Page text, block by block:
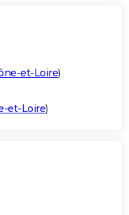
et-Loire)
et-Loire)